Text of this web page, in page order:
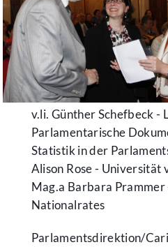
v.li. Günther Schefbeck -
Parlamentarische
Statistik in der
Alison Rose - Universität
Mag.a Barbara
Nationalrates
Parlamentsdirektion/​